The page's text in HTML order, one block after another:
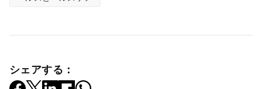
シェアする：